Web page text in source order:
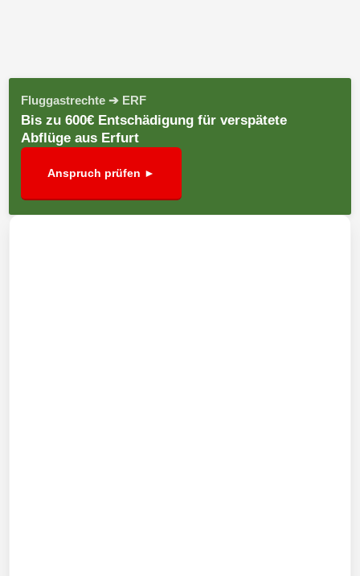
Fluggastrechte ➔ ERF
Bis zu 600€ Entschädigung für verspätete
Abflüge aus Erfurt
Anspruch prüfen ►